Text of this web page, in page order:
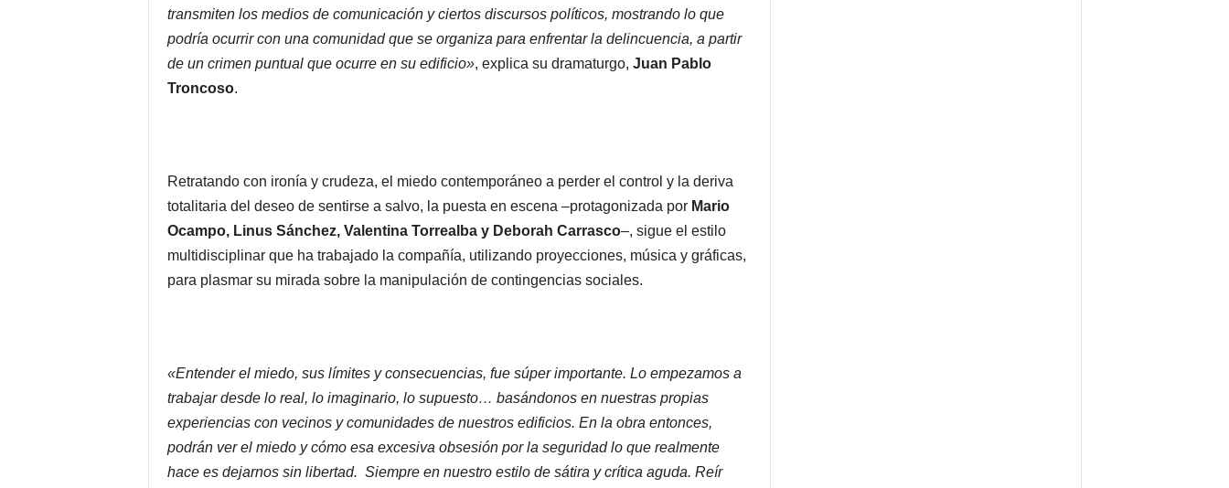
transmiten los medios de comunicación y ciertos discursos políticos, mostrando lo que
podría ocurrir con una comunidad que se organiza para enfrentar la delincuencia, a partir
de un crimen puntual que ocurre en su edificio», explica su dramaturgo, Juan Pablo
Troncoso.
Retratando con ironía y crudeza, el miedo contemporáneo a perder el control y la deriva
totalitaria del deseo de sentirse a salvo, la puesta en escena –protagonizada por Mario
Ocampo, Linus Sánchez, Valentina Torrealba y Deborah Carrasco–, sigue el estilo
multidisciplinar que ha trabajado la compañía, utilizando proyecciones, música y gráficas,
para plasmar su mirada sobre la manipulación de contingencias sociales.
«Entender el miedo, sus límites y consecuencias, fue súper importante. Lo empezamos a
trabajar desde lo real, lo imaginario, lo supuesto… basándonos en nuestras propias
experiencias con vecinos y comunidades de nuestros edificios. En la obra entonces,
podrán ver el miedo y cómo esa excesiva obsesión por la seguridad lo que realmente
hace es dejarnos sin libertad. Siempre en nuestro estilo de sátira y crítica aguda. Reír